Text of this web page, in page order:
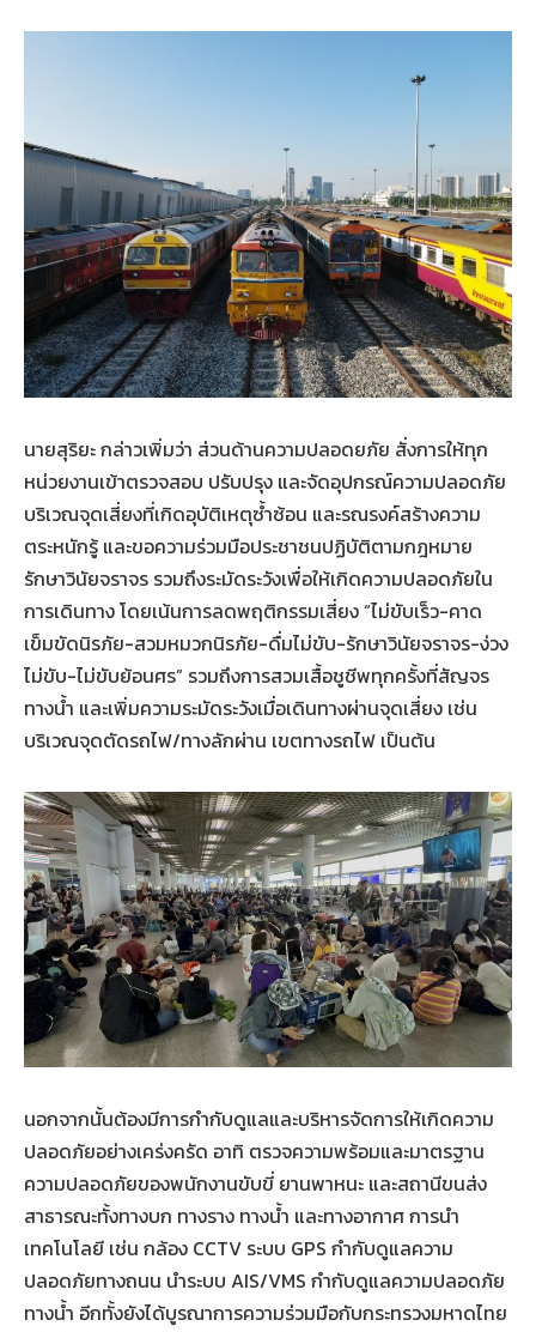
นายสุริยะ กล่าวเพิ่มว่า ส่วนด้านความปลอดยภัย สั่งการให้ทุก
หน่วยงานเข้าตรวจสอบ ปรับปรุง และจัดอุปกรณ์ความปลอดภัย
บริเวณจุดเสี่ยงที่เกิดอุบัติเหตุซ้ำซ้อน และรณรงค์สร้างความ
ตระหนักรู้ และขอความร่วมมือประชาชนปฏิบัติตามกฎหมาย
รักษาวินัยจราจร รวมถึงระมัดระวังเพื่อให้เกิดความปลอดภัยใน
การเดินทาง โดยเน้นการลดพฤติกรรมเสี่ยง “ไม่ขับเร็ว-คาด
เข็มขัดนิรภัย-สวมหมวกนิรภัย-ดื่มไม่ขับ-รักษาวินัยจราจร-ง่วง
ไม่ขับ-ไม่ขับย้อนศร” รวมถึงการสวมเสื้อชูชีพทุกครั้งที่สัญจร
ทางน้ำ และเพิ่มความระมัดระวังเมื่อเดินทางผ่านจุดเสี่ยง เช่น
บริเวณจุดตัดรถไฟ/ทางลักผ่าน เขตทางรถไฟ เป็นต้น
นอกจากนั้นต้องมีการกำกับดูแลและบริหารจัดการให้เกิดความ
ปลอดภัยอย่างเคร่งครัด อาทิ ตรวจความพร้อมและมาตรฐาน
ความปลอดภัยของพนักงานขับขี่ ยานพาหนะ และสถานีขนส่ง
สาธารณะทั้งทางบก ทางราง ทางน้ำ และทางอากาศ การนำ
เทคโนโลยี เช่น กล้อง CCTV ระบบ GPS กำกับดูแลความ
ปลอดภัยทางถนน นำระบบ AIS/VMS กำกับดูแลความปลอดภัย
ทางน้ำ อีกทั้งยังได้บูรณาการความร่วมมือกับกระทรวงมหาดไทย